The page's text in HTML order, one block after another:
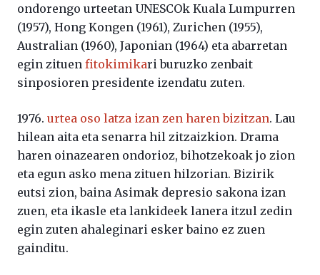
ondorengo urteetan UNESCOk Kuala Lumpurren
(1957), Hong Kongen (1961), Zurichen (1955),
Australian (1960), Japonian (1964) eta abarretan
egin zituen fitokimikari buruzko zenbait
sinposioren presidente izendatu zuten.
1976. urtea oso latza izan zen haren bizitzan. Lau
hilean aita eta senarra hil zitzaizkion. Drama
haren oinazearen ondorioz, bihotzekoak jo zion
eta egun asko mena zituen hilzorian. Bizirik
eutsi zion, baina Asimak depresio sakona izan
zuen, eta ikasle eta lankideek lanera itzul zedin
egin zuten ahaleginari esker baino ez zuen
gainditu.